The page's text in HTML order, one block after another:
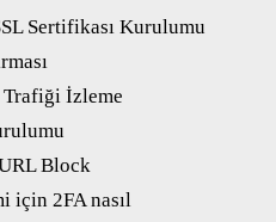
Sertifikası Kurulumu
Trafiği İzleme
Block
için 2FA nasıl